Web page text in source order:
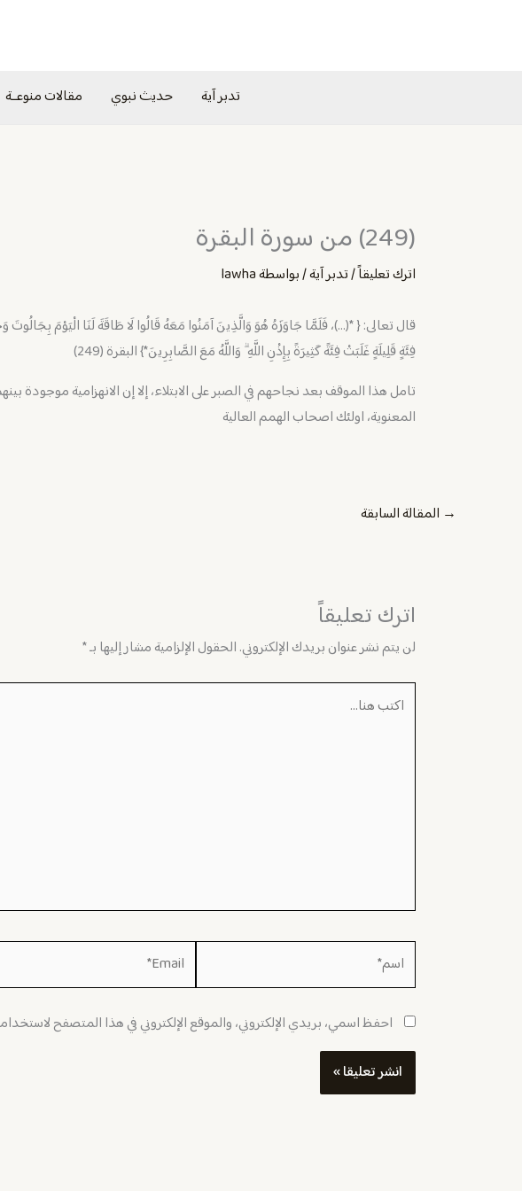
تدبر آية حديث نبوي مقالات منوعــة
(249) من سورة البقرة
اترك تعليقاً/تدبر آية/ بواسطةlawha
قال تعالى: { *(…)، فَلَمَّا جَاوَزَهُ هُوَ وَالَّذِينَ آمَنُوا مَعَهُ قَالُوا لَا طَاقَةَ لَنَا الْيَوْمَ
فِئَةٍ قَلِيلَةٍ غَلَبَتْ فِئَةً كَثِيرَةً بِإِذْنِ اللَّهِ ۗ وَاللَّهُ مَعَ الصَّابِرِينَ*} البقرة (249)
تامل هذا الموقف بعد نجاحهم في الصبر على الابتلاء، إلا إن الانهزامية موجودة
المعنوية، اولئك اصحاب الهمم العالية
→ المقالة السابقة
اترك تعليقاً
لن يتم نشر عنوان بريدك الإلكتروني.الحقول الإلزامية مشار إليها بـ*
اكتب
اسم* Email*
احفظ اسمي، بريدي الإلكتروني، والموقع الإلكتروني في هذا المتصفح